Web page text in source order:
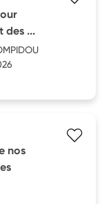
des ...
nos